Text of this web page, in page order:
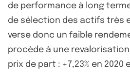
de performance à long
de sélection des actifs très
verse donc un faible
procède à une
prix de part : +7,23% en 2020